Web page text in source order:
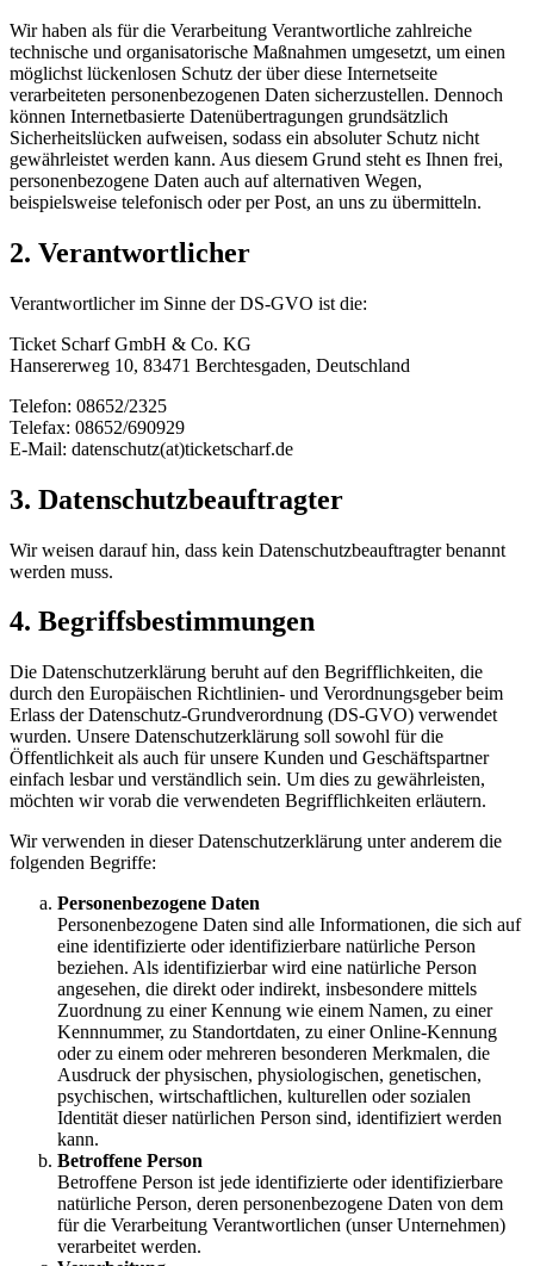
Wir haben als für die Verarbeitung Verantwortliche zahlreiche
technische und organisatorische Maßnahmen umgesetzt, um einen
möglichst lückenlosen Schutz der über diese Internetseite
verarbeiteten personenbezogenen Daten sicherzustellen. Dennoch
können Internetbasierte Datenübertragungen grundsätzlich
Sicherheitslücken aufweisen, sodass ein absoluter Schutz nicht
gewährleistet werden kann. Aus diesem Grund steht es Ihnen frei,
personenbezogene Daten auch auf alternativen Wegen,
beispielsweise telefonisch oder per Post, an uns zu übermitteln.
2. Verantwortlicher
Verantwortlicher im Sinne der DS-GVO ist die:
Ticket Scharf GmbH & Co. KG
Hansererweg 10, 83471 Berchtesgaden, Deutschland
Telefon: 08652/2325
Telefax: 08652/690929
E-Mail: datenschutz(at)ticketscharf.de
3. Datenschutzbeauftragter
Wir weisen darauf hin, dass kein Datenschutzbeauftragter benannt
werden muss.
4. Begriffsbestimmungen
Die Datenschutzerklärung beruht auf den Begrifflichkeiten, die
durch den Europäischen Richtlinien- und Verordnungsgeber beim
Erlass der Datenschutz-Grundverordnung (DS-GVO) verwendet
wurden. Unsere Datenschutzerklärung soll sowohl für die
Öffentlichkeit als auch für unsere Kunden und Geschäftspartner
einfach lesbar und verständlich sein. Um dies zu gewährleisten,
möchten wir vorab die verwendeten Begrifflichkeiten erläutern.
Wir verwenden in dieser Datenschutzerklärung unter anderem die
folgenden Begriffe:
Personenbezogene Daten
Personenbezogene Daten sind alle Informationen, die sich auf
eine identifizierte oder identifizierbare natürliche Person
beziehen. Als identifizierbar wird eine natürliche Person
angesehen, die direkt oder indirekt, insbesondere mittels
Zuordnung zu einer Kennung wie einem Namen, zu einer
Kennnummer, zu Standortdaten, zu einer Online-Kennung
oder zu einem oder mehreren besonderen Merkmalen, die
Ausdruck der physischen, physiologischen, genetischen,
psychischen, wirtschaftlichen, kulturellen oder sozialen
Identität dieser natürlichen Person sind, identifiziert werden
kann.
Betroffene Person
Betroffene Person ist jede identifizierte oder identifizierbare
natürliche Person, deren personenbezogene Daten von dem
für die Verarbeitung Verantwortlichen (unser Unternehmen)
verarbeitet werden.